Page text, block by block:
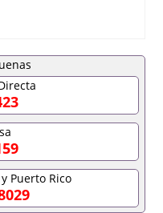
书办理美国文凭办
证+成绩单+留学回国
，雅思。（全套留
亲朋好友一份完美交
在读证明，学生卡
学，甚至是申请工签
随时都可以安排办
，学位，毕业时间都
工作假的毕业证可以
单可以办学历认证吗
么材料551190476
查吗551190476入职